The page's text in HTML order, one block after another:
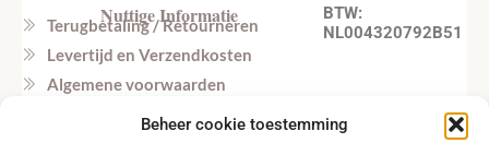
Beheer cookie toestemming
Nuttige Informatie
Terugbetaling / Retourneren
Levertijd en Verzendkosten
Algemene voorwaarden
BTW:
NL004320792B51